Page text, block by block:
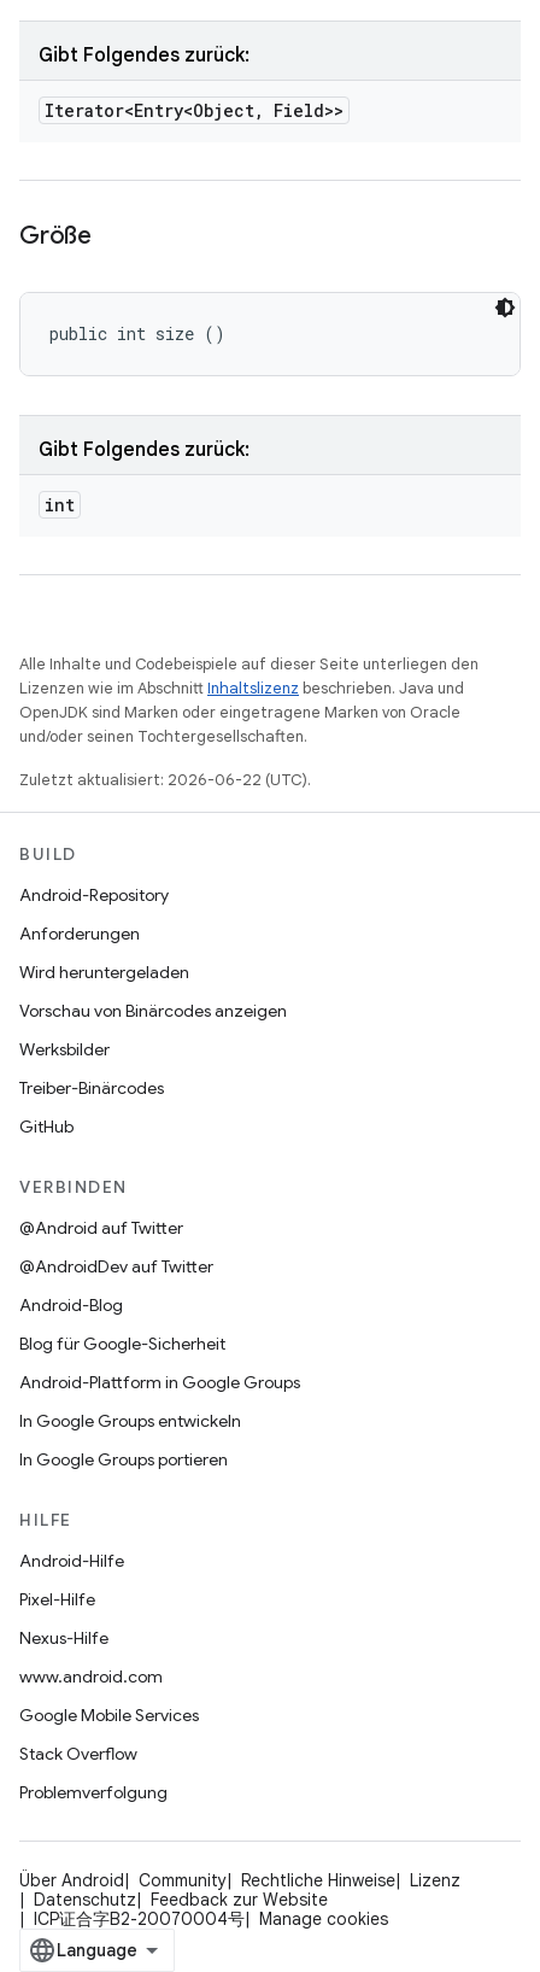
Gibt Folgendes zurück:
Iterator<Entry<Object, Field>>
Größe
public int size ()
Gibt Folgendes zurück:
int
Alle Inhalte und Codebeispiele auf dieser Seite unterliegen den
Lizenzen wie im AbschnittInhaltslizenz beschrieben. Java und
OpenJDK sind Marken oder eingetragene Marken von Oracle
und/oder seinen Tochtergesellschaften.
Zuletzt aktualisiert: 2026-06-22 (UTC).
BUILD
Android-Repository
Anforderungen
Wird heruntergeladen
Vorschau von Binärcodes anzeigen
Werksbilder
Treiber-Binärcodes
GitHub
VERBINDEN
@Android auf Twitter
@AndroidDev auf Twitter
Android-Blog
Blog für Google-Sicherheit
Android-Plattform in Google Groups
In Google Groups entwickeln
In Google Groups portieren
HILFE
Android-Hilfe
Pixel-Hilfe
Nexus-Hilfe
www.android.com
Google Mobile Services
Stack Overflow
Problemverfolgung
Über Android Community Rechtliche Hinweise
Lizenz
Datenschutz
Feedback zur Website
ICP证合字B2-20070004号
Manage cookies